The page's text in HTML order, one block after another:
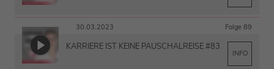
30.03.2023 Folge 89
KARRIERE IST KEINE PAUSCHALREISE #83
INFO